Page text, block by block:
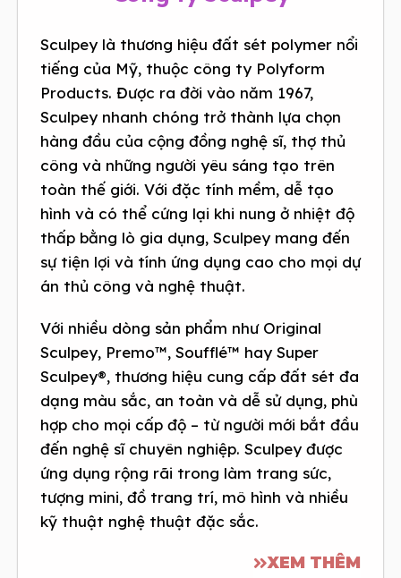
Sculpey là thương hiệu đất sét polymer nổi
tiếng của Mỹ, thuộc công ty Polyform
Products. Được ra đời vào năm 1967,
Sculpey nhanh chóng trở thành lựa chọn
hàng đầu của cộng đồng nghệ sĩ, thợ thủ
công và những người yêu sáng tạo trên
toàn thế giới. Với đặc tính mềm, dễ tạo
hình và có thể cứng lại khi nung ở nhiệt độ
thấp bằng lò gia dụng, Sculpey mang đến
sự tiện lợi và tính ứng dụng cao cho mọi dự
án thủ công và nghệ thuật.
Với nhiều dòng sản phẩm như Original
Sculpey, Premo™, Soufflé™ hay Super
Sculpey®, thương hiệu cung cấp đất sét đa
dạng màu sắc, an toàn và dễ sử dụng, phù
hợp cho mọi cấp độ – từ người mới bắt đầu
đến nghệ sĩ chuyên nghiệp. Sculpey được
ứng dụng rộng rãi trong làm trang sức,
tượng mini, đồ trang trí, mô hình và nhiều
kỹ thuật nghệ thuật đặc sắc.
XEM THÊM